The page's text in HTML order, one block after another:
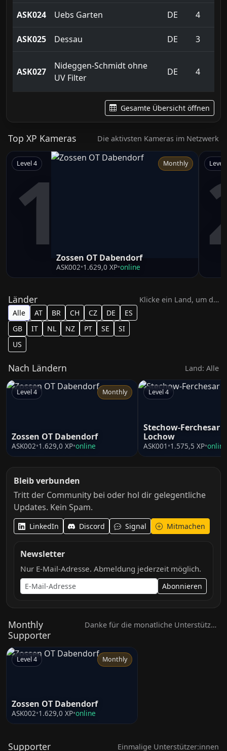
ASK024 Uebs Garten DE 4
ASK025 Dessau DE 3
ASK027
Nideggen-Schmidt ohne
UV Filter
DE 4
Gesamte Übersicht öffnen
Top XP Kameras Die aktivsten Kameras im Netzwerk
1 Monthly
Level 4
Zossen OT Dabendorf
ASK002•1.629,0 XP•online
Level
Länder
Alle AT BR CH CZ DE
ES
GB
IT NL NZ PT SE
SI
US
Klicke ein Land, um die Zeile darunter zu filtern
Nach Ländern Land: Alle
Monthly
Level 4
Zossen OT Dabendorf
ASK002•1.629,0 XP•online
Level 4
Stechow-Ferchesar
Lochow
ASK001 •1.575,5 XP•online
Bleib verbunden
Tritt der Community bei oder hol dir gelegentliche
Updates. Kein Spam.
LinkedIn Discord Signal Mitmachen
Newsletter
Nur E-Mail-Adresse. Abmeldung jederzeit möglich.
Abonnieren
Monthly
Supporter
Danke für die monatliche Unterstützung
Monthly
Level 4
Zossen OT Dabendorf
ASK002•1.629,0 XP•online
Supporter Einmalige Unterstützer:innen